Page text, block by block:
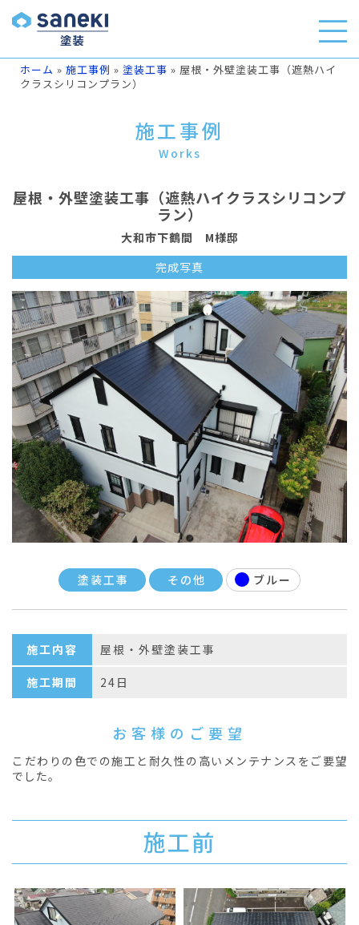
ホーム » 施工事例 » 塗装工事 » 屋根・外壁塗装工事（遮熱ハイ
クラスシリコンプラン）
施工事例
Works
屋根・外壁塗装工事（遮熱ハイクラスシリコンプ
ラン）
大和市下鶴間 M様邸
完成写真
塗装工事 その他 ブルー
施工内容 屋根・外壁塗装工事
施工期間 24日
お客様のご要望
こだわりの色での施工と耐久性の高いメンテナンスをご要望
でした。
施工前